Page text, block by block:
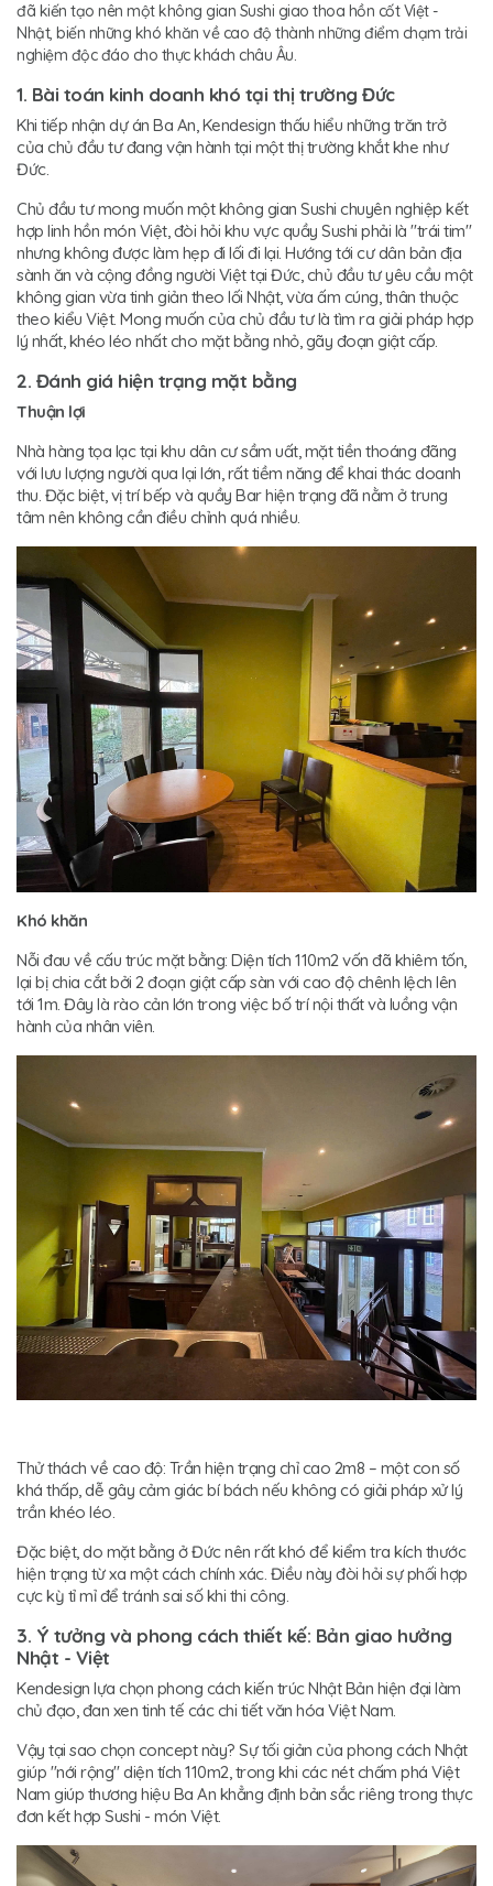
đã kiến tạo nên một không gian Sushi giao thoa hồn cốt Việt -
Nhật, biến những khó khăn về cao độ thành những điểm chạm trải
nghiệm độc đáo cho thực khách châu Âu.
1. Bài toán kinh doanh khó tại thị trường Đức
Khi tiếp nhận dự án Ba An, Kendesign thấu hiểu những trăn trở
của chủ đầu tư đang vận hành tại một thị trường khắt khe như
Đức.
Chủ đầu tư mong muốn một không gian Sushi chuyên nghiệp kết
hợp linh hồn món Việt, đòi hỏi khu vực quầy Sushi phải là "trái tim"
nhưng không được làm hẹp đi lối đi lại. Hướng tới cư dân bản địa
sành ăn và cộng đồng người Việt tại Đức, chủ đầu tư yêu cầu một
không gian vừa tinh giản theo lối Nhật, vừa ấm cúng, thân thuộc
theo kiểu Việt. Mong muốn của chủ đầu tư là tìm ra giải pháp hợp
lý nhất, khéo léo nhất cho mặt bằng nhỏ, gãy đoạn giật cấp.
2. Đánh giá hiện trạng mặt bằng
Thuận lợi
Nhà hàng tọa lạc tại khu dân cư sầm uất, mặt tiền thoáng đãng
với lưu lượng người qua lại lớn, rất tiềm năng để khai thác doanh
thu. Đặc biệt, vị trí bếp và quầy Bar hiện trạng đã nằm ở trung
tâm nên không cần điều chỉnh quá nhiều.
Khó khăn
Nỗi đau về cấu trúc mặt bằng: Diện tích 110m2 vốn đã khiêm tốn,
lại bị chia cắt bởi 2 đoạn giật cấp sàn với cao độ chênh lệch lên
tới 1m. Đây là rào cản lớn trong việc bố trí nội thất và luồng vận
hành của nhân viên.
Thử thách về cao độ: Trần hiện trạng chỉ cao 2m8 – một con số
khá thấp, dễ gây cảm giác bí bách nếu không có giải pháp xử lý
trần khéo léo.
Đặc biệt, do mặt bằng ở Đức nên rất khó để kiểm tra kích thước
hiện trạng từ xa một cách chính xác. Điều này đòi hỏi sự phối hợp
cực kỳ tỉ mỉ để tránh sai số khi thi công.
3. Ý tưởng và phong cách thiết kế: Bản giao hưởng
Nhật - Việt
Kendesign lựa chọn phong cách kiến trúc Nhật Bản hiện đại làm
chủ đạo, đan xen tinh tế các chi tiết văn hóa Việt Nam.
Vậy tại sao chọn concept này? Sự tối giản của phong cách Nhật
giúp "nới rộng" diện tích 110m2, trong khi các nét chấm phá Việt
Nam giúp thương hiệu Ba An khẳng định bản sắc riêng trong thực
đơn kết hợp Sushi - món Việt.